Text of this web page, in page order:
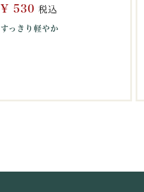
¥ 530 税込
すっきり軽やか